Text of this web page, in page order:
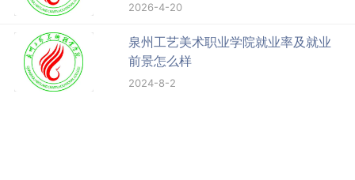
2026-4-20
泉州工艺美术职业学院就业率及就业
前景怎么样
2024-8-2